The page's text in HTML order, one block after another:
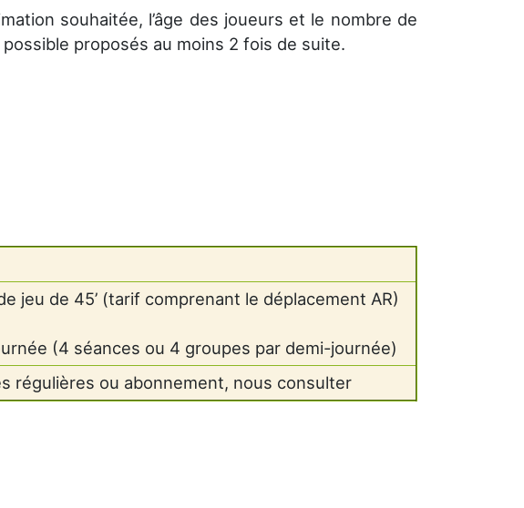
souhaitée, l’âge des joueurs et le nombre de
proposés au moins 2 fois de suite.
jeu de 45’ (tarif comprenant le déplacement AR)
(4 séances ou 4 groupes par demi-journée)
régulières ou abonnement, nous consulter